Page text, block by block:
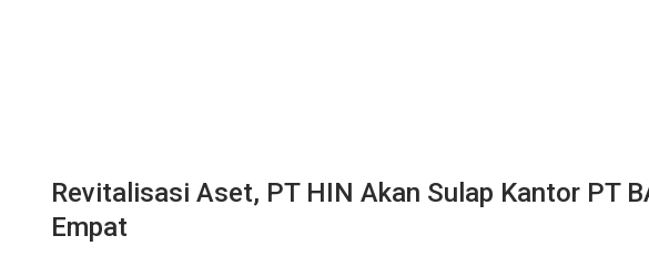
Revitalisasi Aset, PT HIN Akan Sulap Kantor PT
Empat